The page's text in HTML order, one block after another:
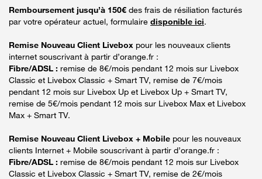
Remboursement jusqu’à 150€ des frais de résiliation facturés
par votre opérateur actuel, formulaire disponible ici.
Remise Nouveau Client Livebox pour les nouveaux clients
internet souscrivant à partir d’orange.fr :
Fibre/ADSL : remise de 8€/mois pendant 12 mois sur Livebox
Classic et Livebox Classic + Smart TV, remise de 7€/mois
pendant 12 mois sur Livebox Up et Livebox Up + Smart TV,
remise de 5€/mois pendant 12 mois sur Livebox Max et Livebox
Max + Smart TV.
Remise Nouveau Client Livebox + Mobile pour les nouveaux
clients Internet + Mobile souscrivant à partir d’orange.fr :
Fibre/ADSL : remise de 8€/mois pendant 12 mois sur Livebox
Classic et Livebox Classic + Smart TV, remise de 2€/mois